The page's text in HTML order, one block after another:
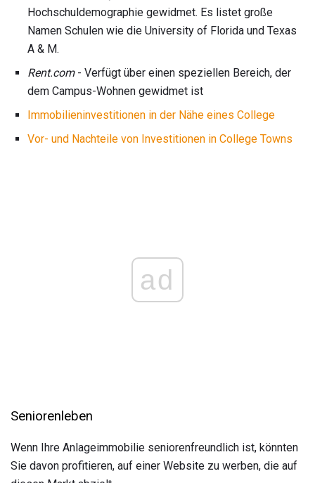
Hochschuldemographie gewidmet. Es listet große
Namen Schulen wie die University of Florida und Texas
A & M.
Rent.com- Verfügt über einen speziellen Bereich, der
dem Campus-Wohnen gewidmet ist
Immobilieninvestitionen in der Nähe eines College
Vor- und Nachteile von Investitionen in College Towns
ad
Seniorenleben
Wenn Ihre Anlageimmobilie seniorenfreundlich ist, könnten
Sie davon profitieren, auf einer Website zu werben, die auf